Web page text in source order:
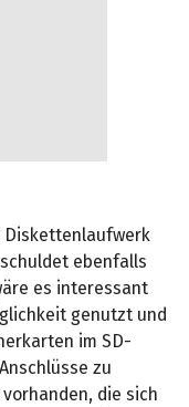
Diskettenlaufwerk
ebenfalls
es interessant
genutzt und
im SD-
zu
die sich